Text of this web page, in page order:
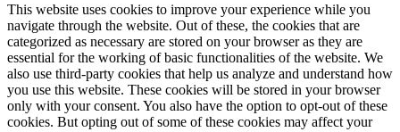
This website uses cookies to improve your experience while you
navigate through the website. Out of these, the cookies that are
categorized as necessary are stored on your browser as they are
essential for the working of basic functionalities of the website. We
also use third-party cookies that help us analyze and understand how
you use this website. These cookies will be stored in your browser
only with your consent. You also have the option to opt-out of these
cookies. But opting out of some of these cookies may affect your